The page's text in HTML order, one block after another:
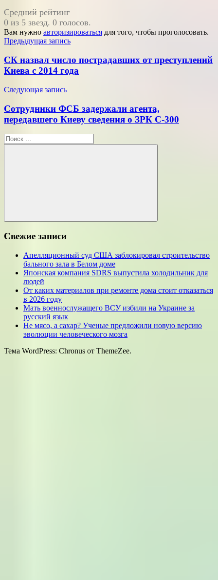
Средний рейтинг
0 из 5 звезд. 0 голосов.
Вам нужно авторизироваться для того, чтобы проголосовать.
Навигация
по
записям
Предыдущая запись
СК назвал число пострадавших от преступлений
Киева с 2014 года
Следующая запись
Сотрудники ФСБ задержали агента,
передавшего Киеву сведения о ЗРК С-300
Поиск
для:
Поиск
Свежие записи
Апелляционный суд США заблокировал строительство
бального зала в Белом доме
Японская компания SDRS выпустила холодильник для
людей
От каких материалов при ремонте дома стоит отказаться
в 2026 году
Мать военнослужащего ВСУ избили на Украине за
русский язык
Не мясо, а сахар? Ученые предложили новую версию
эволюции человеческого мозга
Тема WordPress: Chronus от ThemeZee.